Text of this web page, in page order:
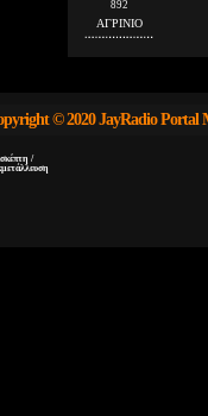
892
ΑΓΡΙΝΙΟ
© 2020 JayRadio Portal
/